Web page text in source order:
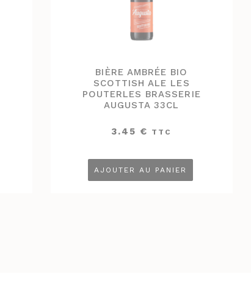
BIÈRE AMBRÉE BIO
SCOTTISH ALE LES
POUTERLES BRASSERIE
AUGUSTA 33CL
3.45 € TTC
AJOUTER AU PANIER